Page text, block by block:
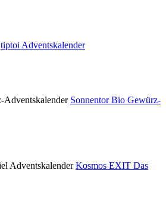
tiptoi Adventskalender
Sonnentor Bio Gewürz-
Kosmos EXIT Das